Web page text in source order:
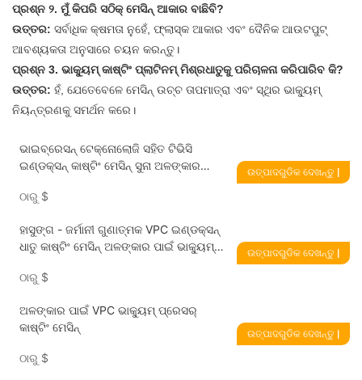
ପ୍ରଶ୍ନ ୨. ମୁଁ କିପରି ସଠିକ୍ ମେସିନ୍ ଆକାର ବାଛିବି?
ଉତ୍ତର: ସର୍ବାଧିକ କ୍ଷମତା ନୁହେଁ, ଫ୍ଲାସ୍କ ଆକାର ଏବଂ ଦୈନିକ ଆଉଟପୁଟ୍
ଆବଶ୍ୟକତା ଅନୁସାରେ ଚୟନ କରନ୍ତୁ।
ପ୍ରଶ୍ନ 3. ଭାକ୍ୟୁମ୍ କାଷ୍ଟିଂ ପ୍ଲାଟିନମ୍ ମିଶ୍ରଧାତୁକୁ ପରିଚାଳନା କରିପାରିବ କି?
ଉତ୍ତର: ହଁ, ଯେତେବେଳେ ମେସିନ୍ ଉଚ୍ଚ ତାପମାତ୍ରା ଏବଂ ସ୍ଥିର ଭାକ୍ୟୁମ୍
ନିୟନ୍ତ୍ରଣକୁ ସମର୍ଥନ କରେ।
ଭାଇବ୍ରେସନ୍ ଟେକ୍ନୋଲୋଜି ସହିତ ଟିଭିସି
ଇଣ୍ଡକ୍ସନ୍ କାଷ୍ଟିଂ ମେସିନ୍ ସୁନା ଅଳଙ୍କାର
ଠାରୁ $
ଉତ୍ପାଦଗୁଡିକ ଦେଖନ୍ତୁ |
ହାସୁଙ୍ଗ - ଜର୍ମାନୀ ଗୁଣାତ୍ମକ VPC ଇଣ୍ଡକ୍ସନ୍
ଧାତୁ କାଷ୍ଟିଂ ମେସିନ୍ ଅଳଙ୍କାର ପାଇଁ ଭାକ୍ୟୁମ୍
ଠାରୁ $
ଉତ୍ପାଦଗୁଡିକ ଦେଖନ୍ତୁ |
ଅଳଙ୍କାର ପାଇଁ VPC ଭାକ୍ୟୁମ୍ ପ୍ରେସର୍
କାଷ୍ଟିଂ ମେସିନ୍
ଠାରୁ $
ଉତ୍ପାଦଗୁଡିକ ଦେଖନ୍ତୁ |